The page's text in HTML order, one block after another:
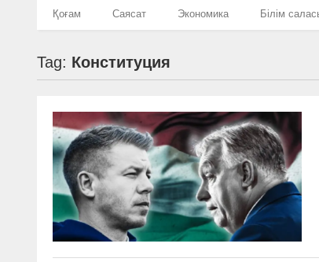
Қоғам Саясат Экономика Білім
Tag: Конституция